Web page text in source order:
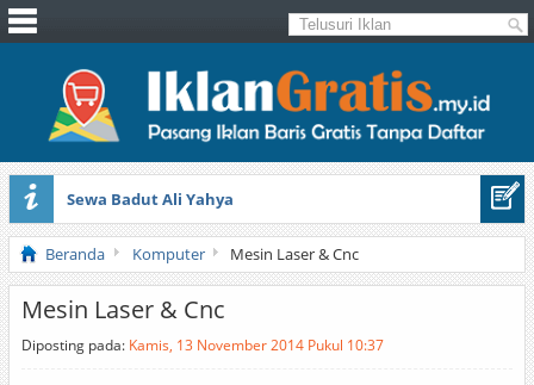
Sewa Badut Ali Yahya
Honda Brio 1.3 E AT CBU 2012 Putih
Beranda Komputer Mesin Laser & Cnc
Mesin Laser & Cnc
Diposting pada: Kamis, 13 November 2014 Pukul 10:37